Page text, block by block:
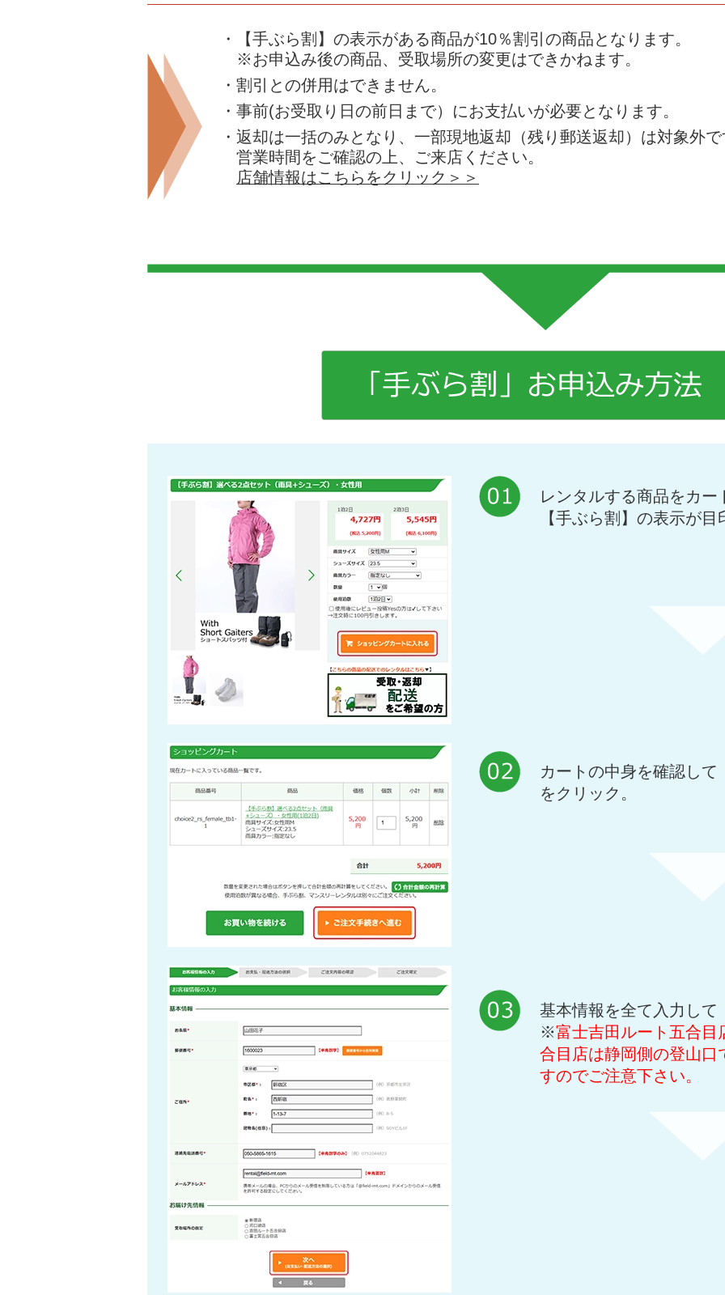
・【手ぶら割】の表示がある商品が10％割引の商品となります。
※お申込み後の商品、受取場所の変更はできかねます。
・割引との併用はできません。
・事前(お受取り日の前日まで）にお支払いが必要となります。
・返却は一括のみとなり、一部現地返却（残り郵送返却）は対象外
営業時間をご確認の上、ご来店ください。
店舗情報はこちらをクリック＞＞
レンタルする商品をカー
【手ぶら割】の表示が目
カートの中身を確認し
をクリック。
基本情報を全て入力して
※富士吉田ルート五合目
合目店は静岡側の登山口
すのでご注意下さい。